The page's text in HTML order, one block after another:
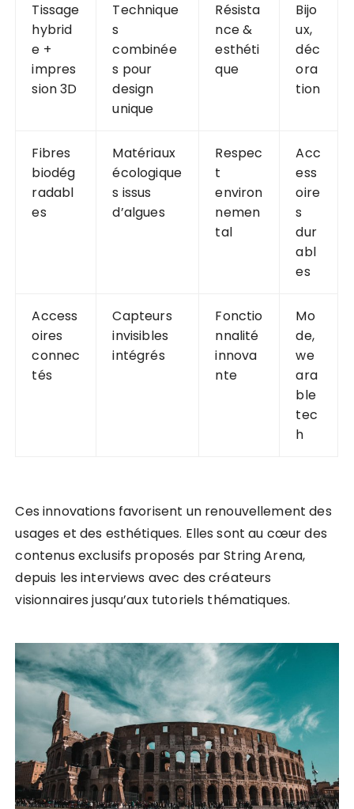
Tissage
hybrid
e +
impres
sion 3D
Technique
s
combinée
s pour
design
unique
Résista
nce &
esthéti
que
Bijo
ux,
déc
ora
tion
Fibres
biodég
radabl
es
Matériaux
écologique
s issus
d’algues
Respec
t
environ
nemen
tal
Acc
ess
oire
s
dur
abl
es
Access
oires
connec
tés
Capteurs
invisibles
intégrés
Fonctio
nnalité
innova
nte
Mo
de,
we
ara
ble
tec
h
Ces innovations favorisent un renouvellement des
usages et des esthétiques. Elles sont au cœur des
contenus exclusifs proposés par String Arena,
depuis les interviews avec des créateurs
visionnaires jusqu’aux tutoriels thématiques.